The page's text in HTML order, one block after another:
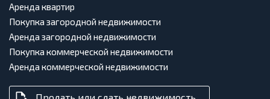
Аренда квартир
Покупка загородной недвижимости
Аренда загородной недвижимости
Покупка коммерческой недвижимости
Аренда коммерческой недвижимости
Продать или сдать недвижимость